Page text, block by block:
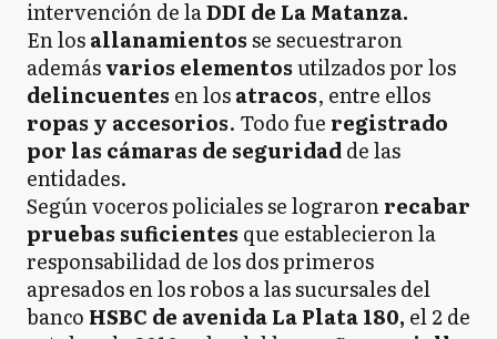
intervención de laDDI de La Matanza.
En losallanamientosse secuestraron
ademásvarios elementosutilzados por los
delincuentes en losatracos, entre ellos
ropas y accesorios. Todo fue registrado
por las cámaras de seguridadde las
entidades.
Según voceros policiales se lograronrecabar
pruebas suficientes que establecieron la
responsabilidad de los dos primeros
apresados en los robos a las sucursales del
banco HSBC de avenida La Plata 180, el 2 de